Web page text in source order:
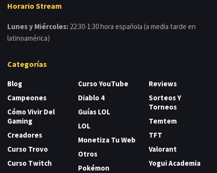
Horario Stream
Lunes y Miércoles: 22:30-1:30 hora española (a media tarde en
latinoamérica)
Categorías
Blog
Campeones
Cómo Vivir Del
Gaming
Creadores
Curso Trovo
Curso Twitch
Curso YouTube
Diablo 4
Guías LOL
LOL
Monetiza Tu Web
Otros
Pokémon
Reviews
Sorteos Y
Torneos
Temtem
TFT
Valorant
Yogui Academia